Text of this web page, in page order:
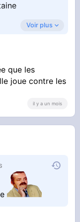
Voir plus
que les
joue contre les
il y a un mois